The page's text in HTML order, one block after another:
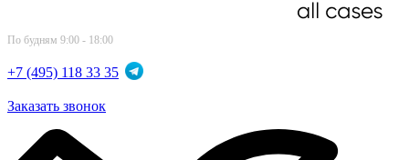
По будням 9:00 - 18:00
+7 (495) 118 33 35
Заказать звонок